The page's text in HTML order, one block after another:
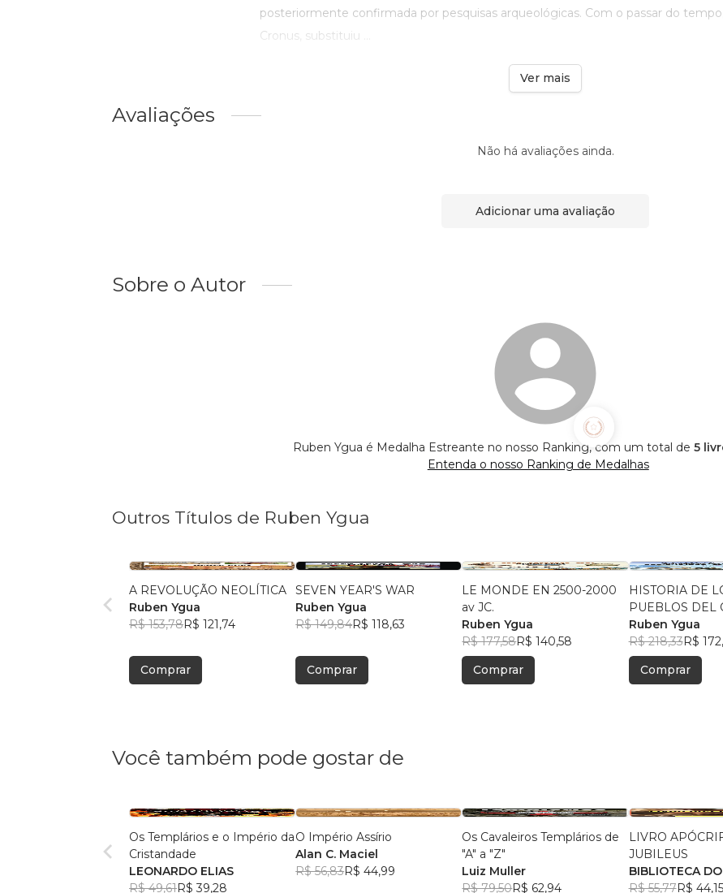
posteriormente confirmada por pesquisas arqueológicas. Com o passar do
Cronus, substituiu ...
Ver mais
Avaliações
Não há avaliações ainda.
Adicionar uma avaliação
Sobre o Autor
Ruben Ygua é Medalha Estreante no nosso Ranking, com um total de 5
Entenda o nosso Ranking de Medalhas
Outros Títulos de Ruben Ygua
A REVOLUÇÃO NEOLÍTICA
Ruben Ygua
R$ 153,78R$ 121,74
Comprar
SEVEN YEAR'S WAR
Ruben Ygua
R$ 149,84R$ 118,63
Comprar
LE MONDE EN 2500-2000
av JC.
Ruben Ygua
R$ 177,58R$ 140,58
Comprar
HISTORIA DE
PUEBLOS DEL
PACÍFICO
Ruben Ygua
R$ 218,33R$
Comprar
Você também pode gostar de
Os Templários e o Império da
Cristandade
LEONARDO ELIAS
R$ 49,61R$ 39,28
O Império Assírio
Alan C. Maciel
R$ 56,83R$ 44,99
Os Cavaleiros Templários de
"A" a "Z"
Luiz Muller
R$ 79,50R$ 62,94
LIVRO
JUBILEUS
BIBLIOTECA
R$ 55,77R$ 44,15